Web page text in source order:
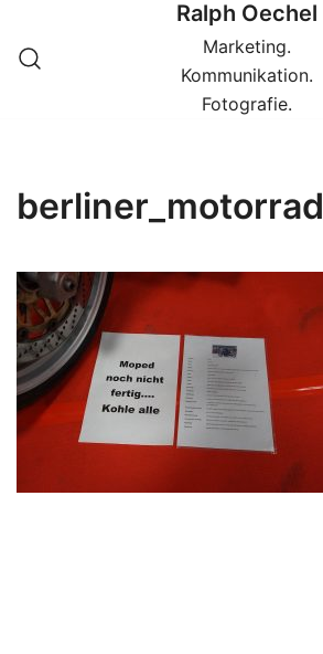
zum
Inhalt
Ralph Oechel
Marketing.
Kommunikation.
Fotografie.